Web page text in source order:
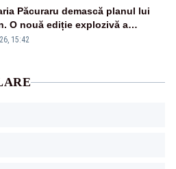
Păcuraru demască planul lui
O nouă ediție explozivă a
„Miza Zilei” la Realitatea PLUS
15:42